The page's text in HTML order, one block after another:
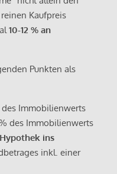
Kaufpreis
10-12 % an
Punkten als
des Immobilienwerts
des Immobilienwerts
ins
inkl. einer